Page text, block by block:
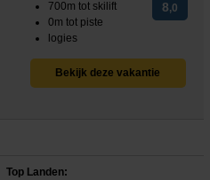
700m tot skilift
0m tot piste
logies
8,0
Bekijk deze vakantie
Top Landen: